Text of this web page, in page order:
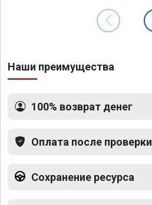
Наши преимущества
100% возврат денег
Оплата после проверки
Сохранение ресурса